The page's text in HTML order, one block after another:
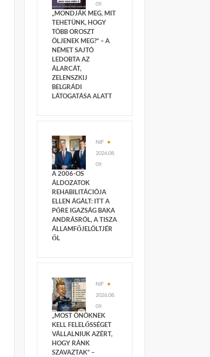
09.
„MONDJÁK MEG, MIT
TEHETÜNK, HOGY
TÖBB OROSZT
ÖLJENEK MEG?” – A
NÉMET SAJTÓ
LEDOBTA AZ
ÁLARCÁT,
ZELENSZKIJ
BELGRÁDI
LÁTOGATÁSA ALATT
NIF
2026.08.
09.
A 2006-OS
ÁLDOZATOK
REHABILITÁCIÓJA
ELLEN ÁGÁLT: ITT A
PŐRE IGAZSÁG BAKA
ANDRÁSRÓL, A TISZA
ÁLLAMFŐJELÖLTJÉR
ŐL
NIF
2026.08.
09.
„MOST ÖNÖKNEK
KELL FELELŐSSÉGET
VÁLLALNIUK AZÉRT,
HOGY RÁNK
SZAVAZTAK” –